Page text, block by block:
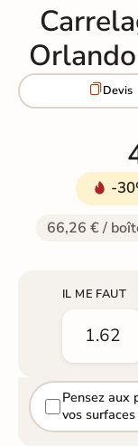
Devis
-
66,26 € /
IL ME FAUT
Pensez aux
vos